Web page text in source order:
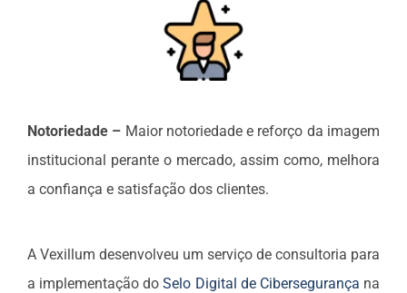
Notoriedade – Maior notoriedade e reforço da imagem
institucional perante o mercado, assim como, melhora
a confiança e satisfação dos clientes.
A Vexillum desenvolveu um serviço de consultoria para
a implementação doSelo Digital de Cibersegurança na